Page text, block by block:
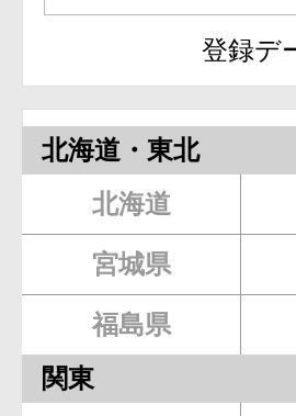
登録デ
北海道・東北
北海道
宮城県
福島県
関東